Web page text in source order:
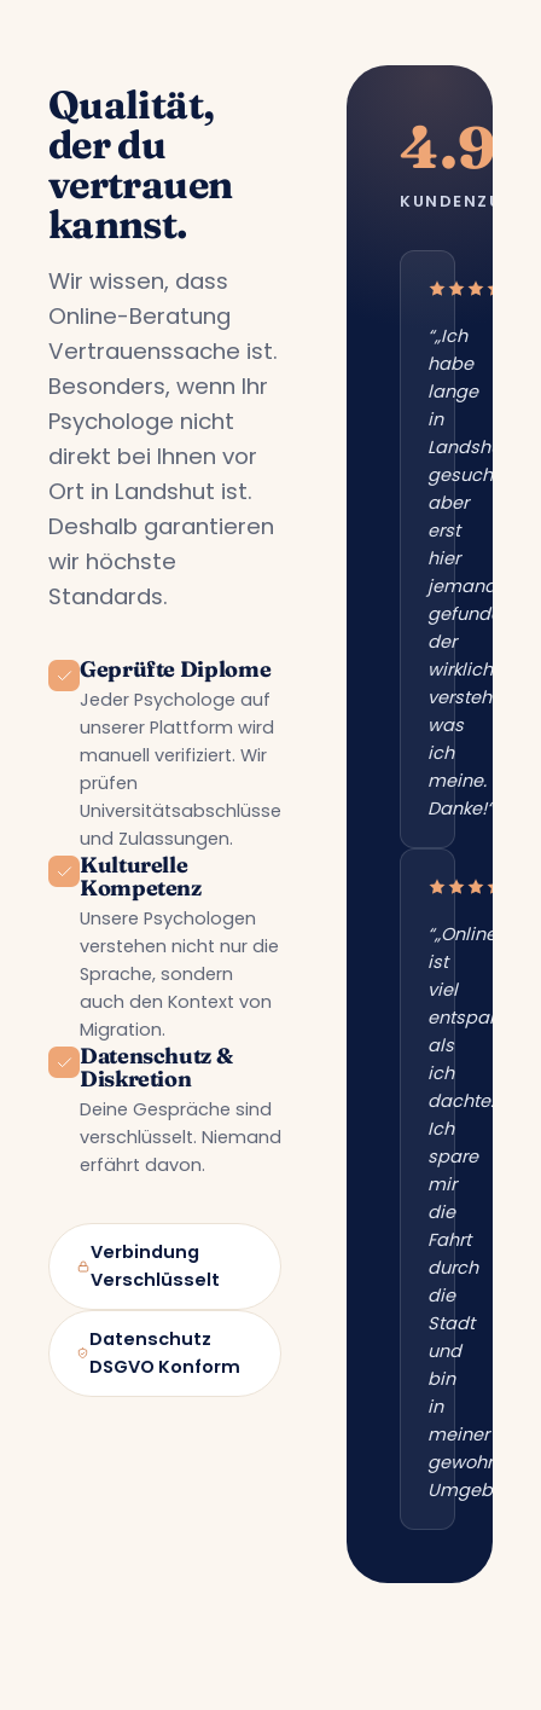
Qualität,
der du
vertrauen
kannst.
Wir wissen, dass
Online-Beratung
Vertrauenssache ist.
Besonders, wenn Ihr
Psychologe nicht
direkt bei Ihnen vor
Ort in Landshut ist.
Deshalb garantieren
wir höchste
Standards.
Geprüfte Diplome
Jeder Psychologe auf
unserer Plattform wird
manuell verifiziert. Wir
prüfen
Universitätsabschlüsse
und Zulassungen.
Kulturelle
Kompetenz
Unsere Psychologen
verstehen nicht nur die
Sprache, sondern
auch den Kontext von
Migration.
Datenschutz &
Diskretion
Deine Gespräche sind
verschlüsselt. Niemand
erfährt davon.
Verbindung
Verschlüsselt
Datenschutz
DSGVO Konform
4.9/
“„Ich
habe
lange
in
Landshut
gesucht,
aber
erst
hier
jemanden
gefunden,
der
wirklich
versteht,
was
ich
meine.
Danke!“”
“„Online
ist
viel
entspannter
als
ich
dachte.
Ich
spare
mir
die
Fahrt
durch
die
Stadt
und
bin
in
meiner
gewohnten